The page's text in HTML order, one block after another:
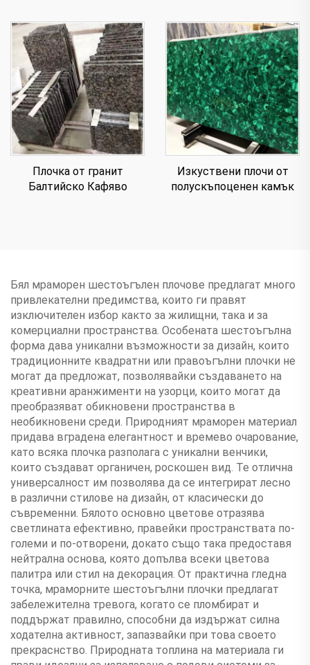
Плочка от гранит
Балтийско Кафяво
Изкуствени плочи от
полускъпоценен камък
Бял мраморен шестоъгълен плочове предлагат много
привлекателни предимства, които ги правят
изключителен избор както за жилищни, така и за
комерциални пространства. Особената шестоъгълна
форма дава уникални възможности за дизайн, които
традиционните квадратни или правоъгълни плочки не
могат да предложат, позволявайки създаването на
креативни аранжименти на узорци, които могат да
преобразяват обикновени пространства в
необикновени среди. Природният мраморен материал
придава вградена елегантност и времево очарование,
като всяка плочка разполага с уникални венчики,
които създават органичен, роскошен вид. Те отлична
универсалност им позволява да се интегрират лесно
в различни стилове на дизайн, от класически до
съвременни. Бялото основно цветове отразява
светлината ефективно, правейки пространствата по-
големи и по-отворени, докато също така предоставя
нейтрална основа, която допълва всеки цветова
палитра или стил на декорация. От практична гледна
точка, мраморните шестоъгълни плочки предлагат
забележителна тревога, когато се пломбират и
поддържат правилно, способни да издържат силна
ходателна активност, запазвайки при това своето
прекраснство. Природната топлина на материала ги